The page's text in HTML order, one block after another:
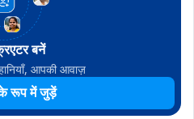
बनें
आपकी आवाज़
रूप में जुड़ें